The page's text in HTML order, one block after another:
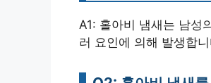
A1: 홀아비 냄새는 남성
러 요인에 의해 발생합